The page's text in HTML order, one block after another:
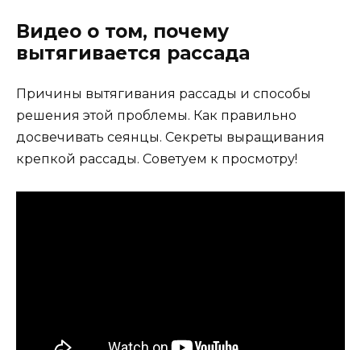
Видео о том, почему
вытягивается рассада
Причины вытягивания рассады и способы
решения этой проблемы. Как правильно
досвечивать сеянцы. Секреты выращивания
крепкой рассады. Советуем к просмотру!